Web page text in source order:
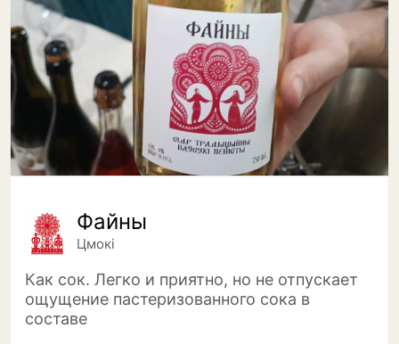
Файны
Цмокi
Как сок. Легко и приятно, но не отпускает
ощущение пастеризованного сока в
составе